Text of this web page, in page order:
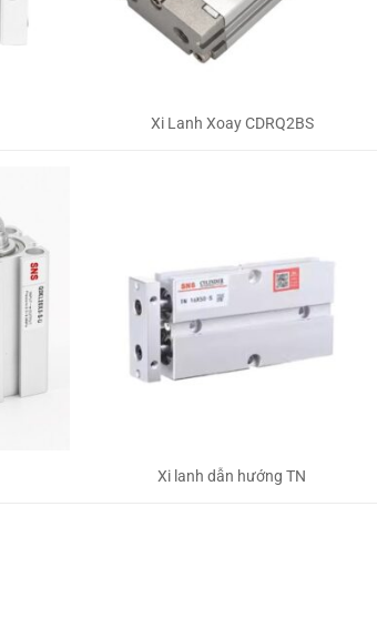
Xi Lanh Xoay CDRQ2BS
Xi lanh dẫn hướng TN